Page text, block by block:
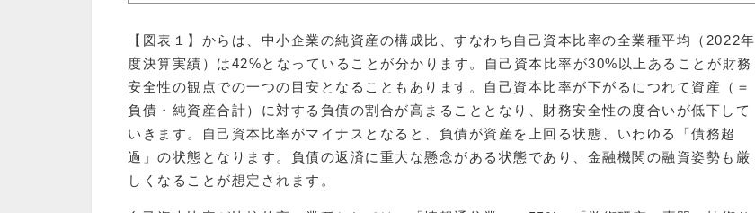
【図表１】からは、中小企業の純資産の構成比、すなわち自己資本比率の全業種平均（2022年
度決算実績）は42%となっていることが分かります。自己資本比率が30%以上あることが財務
安全性の観点での一つの目安となることもあります。自己資本比率が下がるにつれて資産（＝
負債・純資産合計）に対する負債の割合が高まることとなり、財務安全性の度合いが低下して
いきます。自己資本比率がマイナスとなると、負債が資産を上回る状態、いわゆる「債務超
過」の状態となります。負債の返済に重大な懸念がある状態であり、金融機関の融資姿勢も厳
しくなることが想定されます。